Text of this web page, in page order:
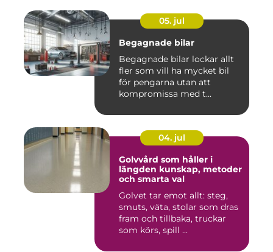
05. jul
Begagnade bilar
Begagnade bilar lockar allt
fler som vill ha mycket bil
för pengarna utan att
kompromissa med t...
04. jul
Golvvård som håller i
längden kunskap, metoder
och smarta val
Golvet tar emot allt: steg,
smuts, väta, stolar som dras
fram och tillbaka, truckar
som körs, spill ...